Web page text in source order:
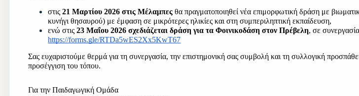
στις 21 Μαρτίου 2026 στις Μέλαμπες θα πραγματοποιηθεί νέα επιμορφωτική δράση με
κυνήγι θησαυρού) με έμφαση σε μικρότερες ηλικίες και στη συμπεριληπτική εκπαίδευση,
ενώ στις 23 Μαΐου 2026 σχεδιάζεται δράση για τα Φοινικοδάση στον Πρέβελη
https://forms.gle/RTDa5wES2Xx5KwT67
Σας ευχαριστούμε θερμά για τη συνεργασία, την επιστημονική σας συμβολή και τη συλλογική
προσέγγιση του τόπου.
Για την Παιδαγωγική Ομάδα